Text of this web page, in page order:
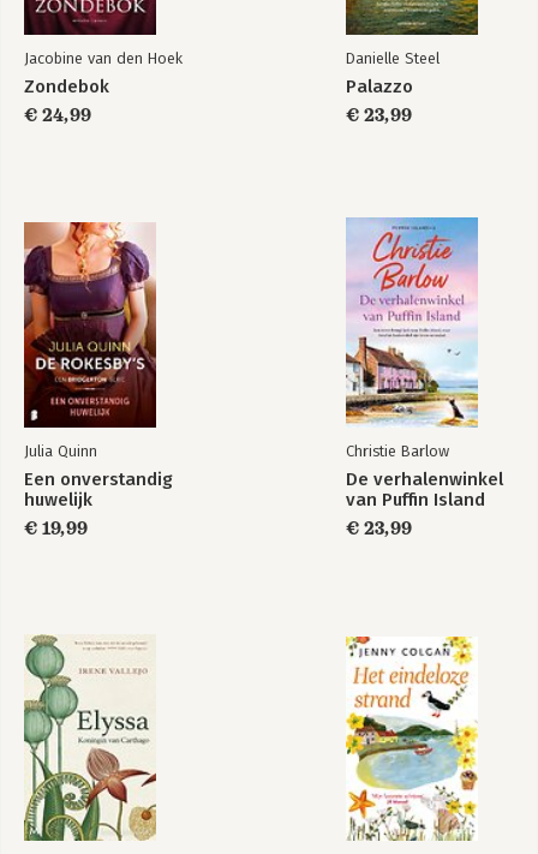
Jacobine van den Hoek
Zondebok
€ 24,99
Danielle Steel
Palazzo
€ 23,99
Julia Quinn
Een onverstandig
huwelijk
€ 19,99
Christie Barlow
De verhalenwinkel
van Puffin Island
€ 23,99